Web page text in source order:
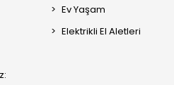
Ev Yaşam
Elektrikli El Aletleri